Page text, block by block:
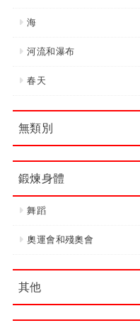
海
河流和瀑布
春天
無類別
鍛煉身體
舞蹈
奧運會和殘奧會
其他